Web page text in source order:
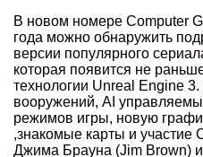
В новом номере Computer
года можно обнаружить
версии популярного
которая появится не
технологии Unreal Engine
вооружений, AI
режимов игры, новую
,знакомые карты и участие
Джима Брауна (Jim Brown)